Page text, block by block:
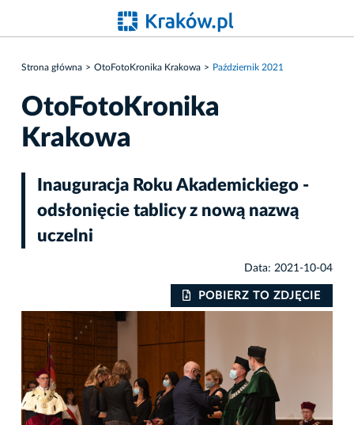
Strona główna OtoFotoKronika Krakowa Październik 2021
OtoFotoKronika
Krakowa
Inauguracja Roku Akademickiego -
odsłonięcie tablicy z nową nazwą
uczelni
Data: 2021-10-04
POBIERZ TO ZDJĘCIE